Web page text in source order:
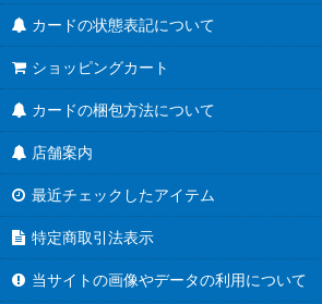
カードの状態表記について
ショッピングカート
カードの梱包方法について
店舗案内
最近チェックしたアイテム
特定商取引法表示
当サイトの画像やデータの利用について